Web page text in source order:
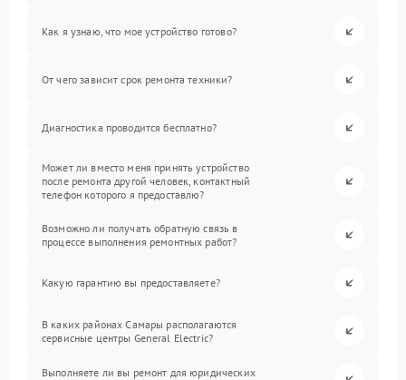
Как я узнаю, что мое устройство готово?
От чего зависит срок ремонта техники?
Диагностика проводится бесплатно?
Может ли вместо меня принять устройство
после ремонта другой человек, контактный
телефон которого я предоставлю?
Возможно ли получать обратную связь в
процессе выполнения ремонтных работ?
Какую гарантию вы предоставляете?
В каких районах Самары располагаются
сервисные центры General Electric?
Выполняете ли вы ремонт для юридических